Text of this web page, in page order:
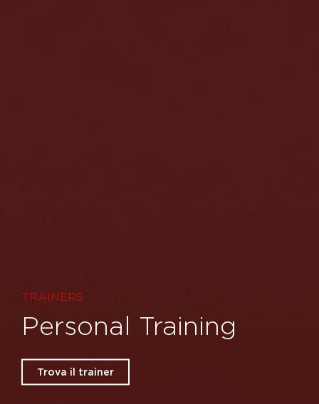
TRAINERS
Personal Training
Trova il trainer